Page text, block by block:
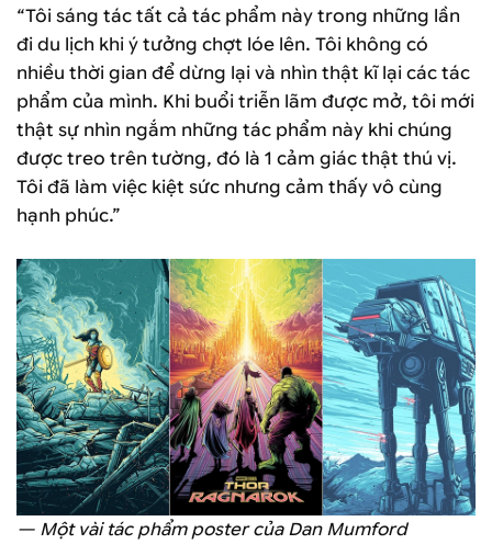
“Tôi sáng tác tất cả tác phẩm này trong những lần
đi du lịch khi ý tưởng chợt lóe lên. Tôi không có
nhiều thời gian để dừng lại và nhìn thật kĩ lại các tác
phẩm của mình. Khi buổi triễn lãm được mở, tôi mới
thật sự nhìn ngắm những tác phẩm này khi chúng
được treo trên tường, đó là 1 cảm giác thật thú vị.
Tôi đã làm việc kiệt sức nhưng cảm thấy vô cùng
hạnh phúc.”
— Một vài tác phẩm poster của Dan Mumford